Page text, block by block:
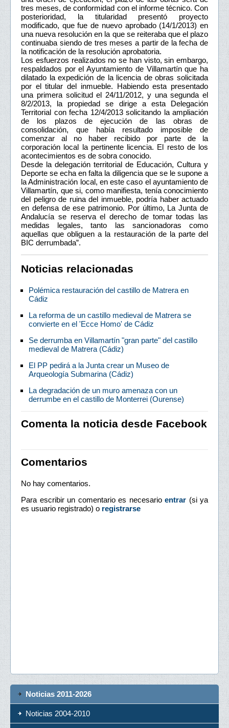
tres meses, de conformidad con el informe técnico. Con
posterioridad, la titularidad presentó proyecto
modificado, que fue de nuevo aprobado (14/1/2013) en
una nueva resolución en la que se reiteraba que el plazo
continuaba siendo de tres meses a partir de la fecha de
la notificación de la resolución aprobatoria.
Los esfuerzos realizados no se han visto, sin embargo,
respaldados por el Ayuntamiento de Villamartín que ha
dilatado la expedición de la licencia de obras solicitada
por el titular del inmueble. Habiendo esta presentado
una primera solicitud el 24/11/2012, y una segunda el
8/2/2013, la propiedad se dirige a esta Delegación
Territorial con fecha 12/4/2013 solicitando la ampliación
de los plazos de ejecución de las obras de
consolidación, que había resultado imposible de
comenzar al no haber recibido por parte de la
corporación local la pertinente licencia. El resto de los
acontecimientos es de sobra conocido.
Desde la delegación territorial de Educación, Cultura y
Deporte se echa en falta la diligencia que se le supone a
la Administración local, en este caso el ayuntamiento de
Villamartín, que si, como manifiesta, tenía conocimiento
del peligro de ruina del inmueble, podría haber actuado
en defensa de ese patrimonio. Por último, La Junta de
Andalucía se reserva el derecho de tomar todas las
medidas legales, tanto las sancionadoras como
aquellas que obliguen a la restauración de la parte del
BIC derrumbada”.
Noticias relacionadas
Polémica restauración del castillo de Matrera en
Cádiz
La reforma de un castillo medieval de Matrera se
convierte en el 'Ecce Homo' de Cádiz
Se derrumba en Villamartín "gran parte" del castillo
medieval de Matrera (Cádiz)
El PP pedirá a la Junta crear un Museo de
Arqueología Submarina (Cádiz)
La degradación de un muro amenaza con un
derrumbe en el castillo de Monterrei (Ourense)
Comenta la noticia desde Facebook
Comentarios
No hay comentarios.
Para escribir un comentario es necesario entrar (si ya
es usuario registrado) o registrarse
Noticias 2011-2026
Noticias 2004-2010